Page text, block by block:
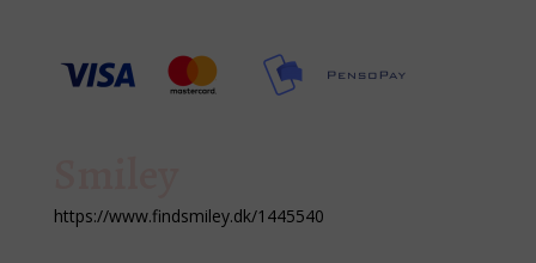
https://www.findsmiley.dk/1445540